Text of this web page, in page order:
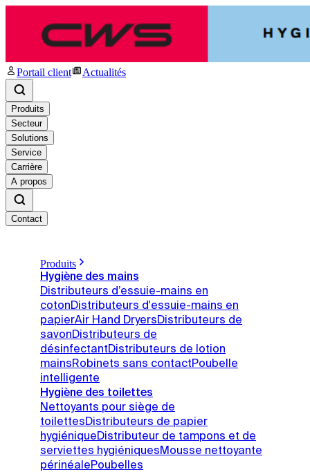
Portail client Actualités
Produits
Secteur
Solutions
Service
Carrière
A propos
Contact
Produits
Hygiène des mains
Distributeurs d’essuie-mains en
cotonDistributeurs d'essuie-mains en
papierAir Hand DryersDistributeurs de
savonDistributeurs de
désinfectantDistributeurs de lotion
mainsRobinets sans contactPoubelle
intelligente
Hygiène des toilettes
Nettoyants pour siège de
toilettesDistributeurs de papier
hygiéniqueDistributeur de tampons et de
serviettes hygiéniquesMousse nettoyante
périnéalePoubelles